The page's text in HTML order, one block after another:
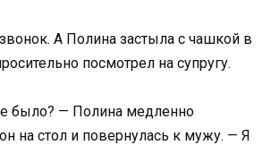
А Полина застыла с чашкой в
посмотрел на супругу.
было? — Полина медленно
на стол и повернулась к мужу. — Я